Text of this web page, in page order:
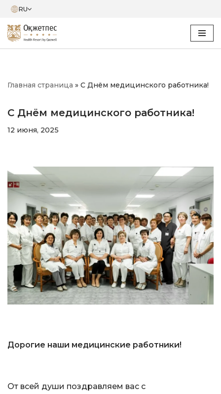
Перейти
к
RU
Главная страница » С Днём медицинского работника!
С Днём медицинского работника!
12 июня, 2025
Дорогие наши медицинские работники!
От всей души поздравляем вас с